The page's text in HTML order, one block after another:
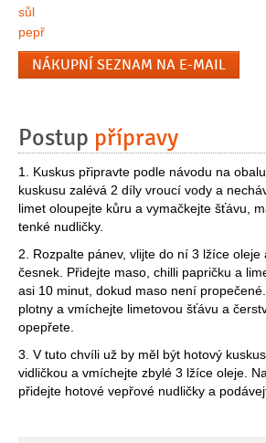
sůl
pepř
NÁKUPNÍ SEZNAM NA E-MAIL
Postup přípravy
1. Kuskus připravte podle návodu na
kuskusu zalévá 2 díly vroucí vody a
limet oloupejte kůru a vymačkejte šťávu,
tenké nudličky.
2. Rozpalte pánev, vlijte do ní 3 lžíce
česnek. Přidejte maso, chilli papričku a
asi 10 minut, dokud maso není
plotny a vmíchejte limetovou šťávu a
opepřete.
3. V tuto chvíli už by měl být hotový
vidličkou a vmíchejte zbylé 3 lžíce oleje.
přidejte hotové vepřové nudličky a